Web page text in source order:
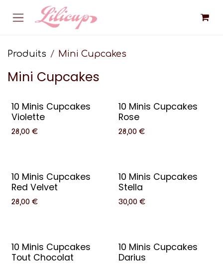
Se rendre au contenu
Produits Mini Cupcakes
Mini Cupcakes
10 Minis Cupcakes
Violette
28,00 €
10 Minis Cupcakes
Rose
28,00€
10 Minis Cupcakes
Red Velvet
28,00 €
10 Minis Cupcakes
Stella
30,00€
10 Minis Cupcakes
Tout Chocolat
10 Minis Cupcakes
Darius